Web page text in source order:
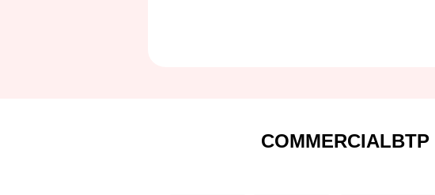
COMMERCIALBTP